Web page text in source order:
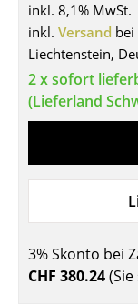
Beistelltische
Couchtische
Schreibtische
Sekretäre &
Stehtische &
Gartentische
inkl. 8,1% MwSt.
inkl. Versand bei
Liechtenstein,
2 x sofort
(Lieferland
3% Skonto bei
CHF 380.24